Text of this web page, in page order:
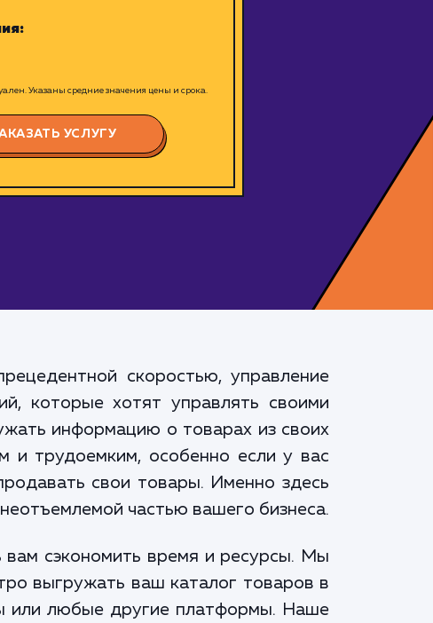
Указаны средние значения цены и срока.
УСЛУГУ
скоростью, управление
которые хотят управлять своими
информацию о товарах из своих
трудоемким, особенно если у вас
свои товары. Именно здесь
частью вашего бизнеса.
вам сэкономить время и ресурсы. Мы
выгружать ваш каталог товаров в
или любые другие платформы. Наше